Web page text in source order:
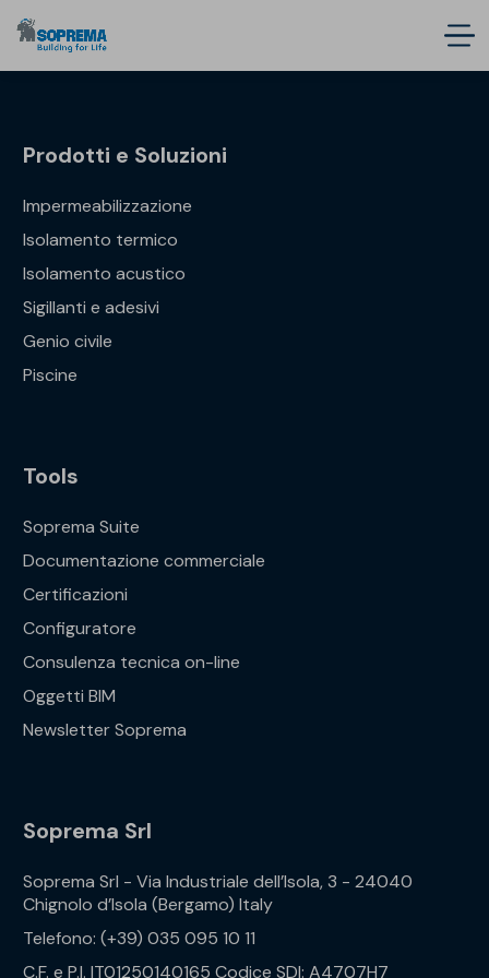
Prodotti e Soluzioni
Impermeabilizzazione
Isolamento termico
Isolamento acustico
Sigillanti e adesivi
Genio civile
Piscine
Tools
Soprema Suite
Documentazione commerciale
Certificazioni
Configuratore
Consulenza tecnica on-line
Oggetti BIM
Newsletter Soprema
Soprema Srl
Soprema Srl - Via Industriale dell’Isola, 3 - 24040
Chignolo d’Isola (Bergamo) Italy
Telefono: (+39) 035 095 10 11
C.F. e P.I. IT01250140165 Codice SDI: A4707H7